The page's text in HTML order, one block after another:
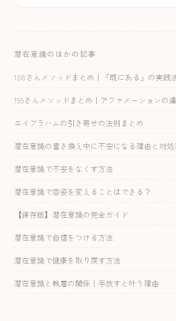
潜在意識のほかの記事
108さんメソッドまとめ｜「既にある」の実践
199さんメソッドまとめ｜アファメーションの
エイブラハムの引き寄せの法則まとめ
潜在意識の書き換え中に不安になる理由と対処
潜在意識で不安をなくす方法
潜在意識で容姿を変えることはできる？
【保存版】潜在意識の完全ガイド
潜在意識で自信をつける方法
潜在意識で健康を取り戻す方法
潜在意識と執着の関係｜手放すと叶う理由